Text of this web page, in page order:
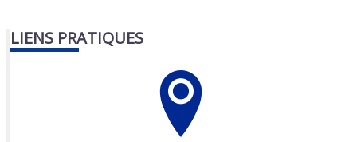
LIENS PRATIQUES